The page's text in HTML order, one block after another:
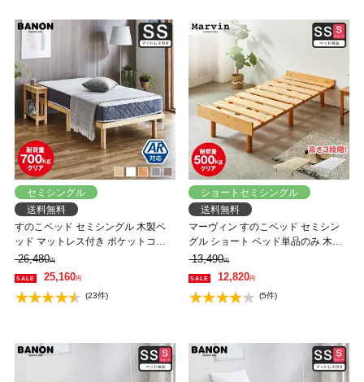
セミシングル
送料無料
すのこベッド セミシングル 木製ベ
ッド マットレス付き ポケットコイ
ルマットレス ふつう 組立簡単 ヘッ
ドレス 一人暮らし 北欧 低ホルムア
ルデヒド バノン【AR】
26,480円
25,160円
(23件)
ショートセミシングル
送料無料
マーヴィン すのこベッド セミシン
グル ショート ベッド単品のみ 木製
頑丈 耐荷重500kg ヘッドレス 高さ3
13,490円
12,820円
(5件)